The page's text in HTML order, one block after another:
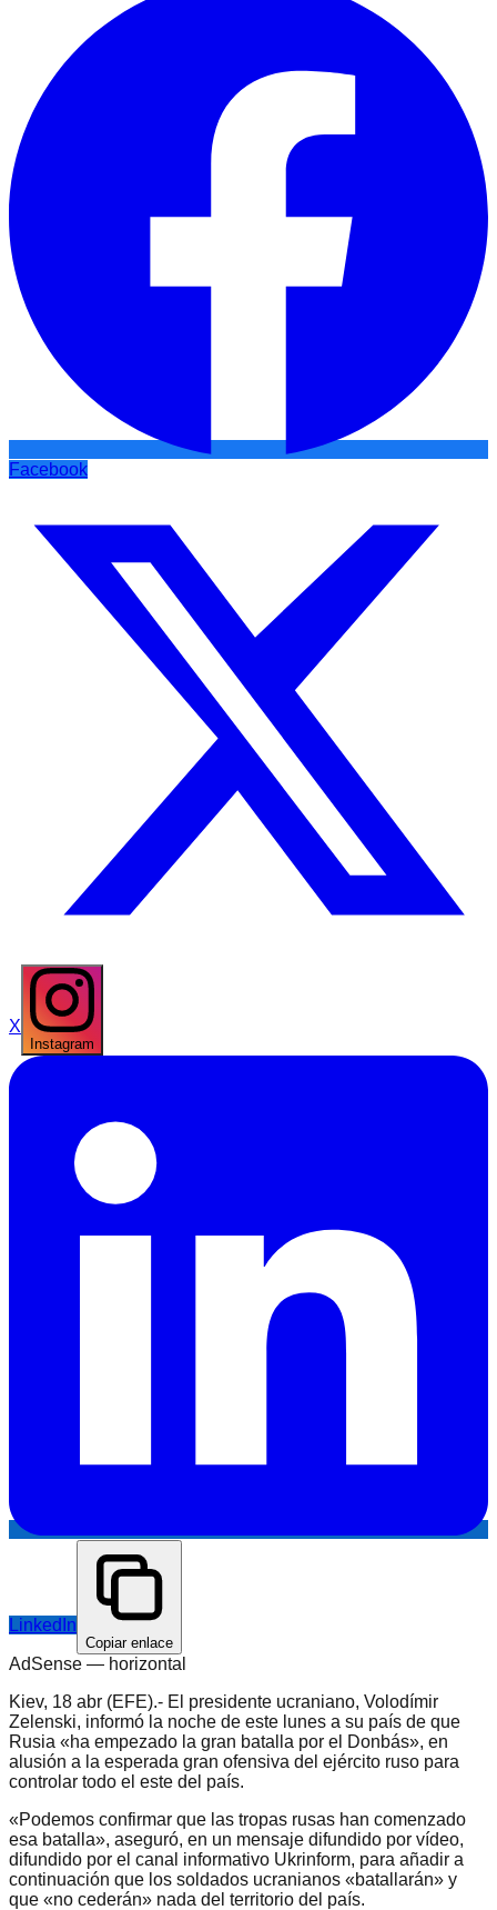
Facebook
X
Instagram
LinkedIn
Copiar enlace
AdSense — horizontal
Kiev, 18 abr (EFE).- El presidente ucraniano, Volodímir
Zelenski, informó la noche de este lunes a su país de que
Rusia «ha empezado la gran batalla por el Donbás», en
alusión a la esperada gran ofensiva del ejército ruso para
controlar todo el este del país.
«Podemos confirmar que las tropas rusas han comenzado
esa batalla», aseguró, en un mensaje difundido por vídeo,
difundido por el canal informativo Ukrinform, para añadir a
continuación que los soldados ucranianos «batallarán» y
que «no cederán» nada del territorio del país.